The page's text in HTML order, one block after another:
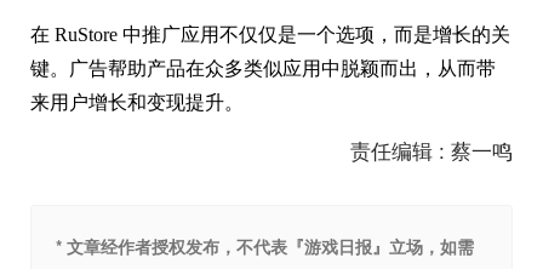
在 RuStore 中推广应用不仅仅是一个选项，而是增长的关
键。广告帮助产品在众多类似应用中脱颖而出，从而带
来用户增长和变现提升。
责任编辑 : 蔡一鸣
* 文章经作者授权发布，不代表『游戏日报』立场，如需